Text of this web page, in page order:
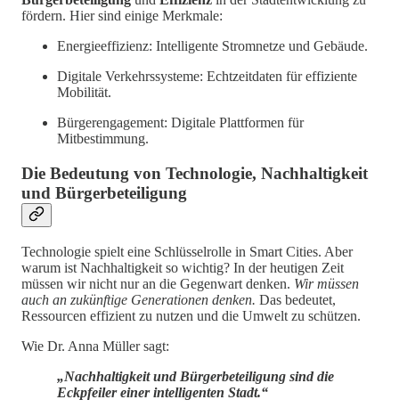
fördern. Hier sind einige Merkmale:
Energieeffizienz: Intelligente Stromnetze und Gebäude.
Digitale Verkehrssysteme: Echtzeitdaten für effiziente
Mobilität.
Bürgerengagement: Digitale Plattformen für
Mitbestimmung.
Die Bedeutung von Technologie, Nachhaltigkeit
und Bürgerbeteiligung
Technologie spielt eine Schlüsselrolle in Smart Cities. Aber
warum ist Nachhaltigkeit so wichtig? In der heutigen Zeit
müssen wir nicht nur an die Gegenwart denken. Wir müssen
auch an zukünftige Generationen denken. Das bedeutet,
Ressourcen effizient zu nutzen und die Umwelt zu schützen.
Wie Dr. Anna Müller sagt:
„Nachhaltigkeit und Bürgerbeteiligung sind die
Eckpfeiler einer intelligenten Stadt.“